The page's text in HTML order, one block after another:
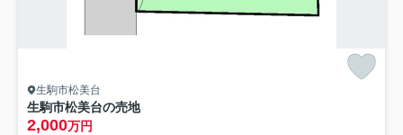
生駒市松美台
生駒市松美台の売地
2,000万円